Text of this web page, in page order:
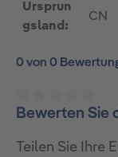
Ursprun
gsland:
CN
0 von 0
Bewerten Sie
Teilen Sie Ihre